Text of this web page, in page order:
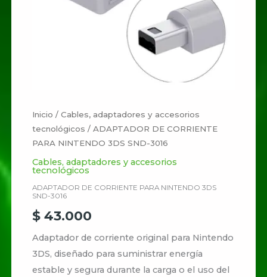
Inicio /Cables, adaptadores y accesorios
tecnológicos / ADAPTADOR DE CORRIENTE
PARA NINTENDO 3DS SND-3016
Cables, adaptadores y accesorios
tecnológicos
ADAPTADOR DE CORRIENTE PARA NINTENDO 3DS
SND-3016
$ 43.000
Adaptador de corriente original para Nintendo
3DS, diseñado para suministrar energía
estable y segura durante la carga o el uso del